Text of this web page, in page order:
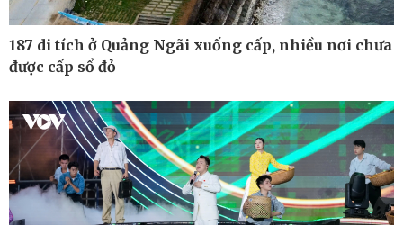
Multimedia
187 di tích ở Quảng Ngãi xuống cấp, nhiều nơi chưa
được cấp sổ đỏ